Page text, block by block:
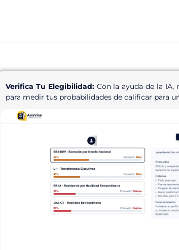
Verifica Tu Elegibilidad:Con la ayuda de la IA,
para medir tus probabilidades de calificar para